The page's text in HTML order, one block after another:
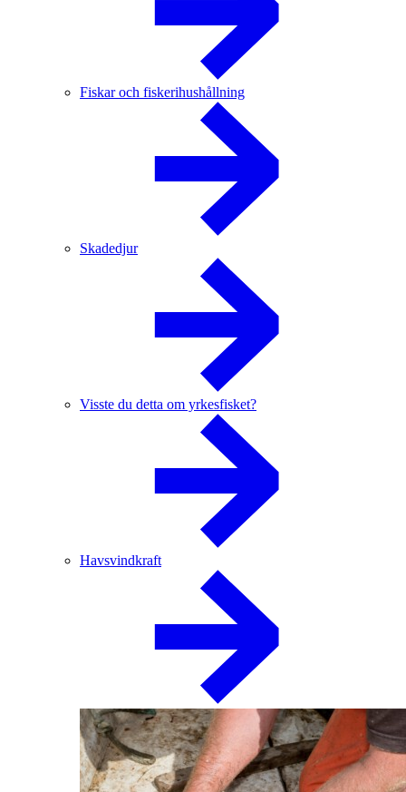
Fiskar och fiskerihushållning
Skadedjur
Visste du detta om yrkesfisket?
Havsvindkraft